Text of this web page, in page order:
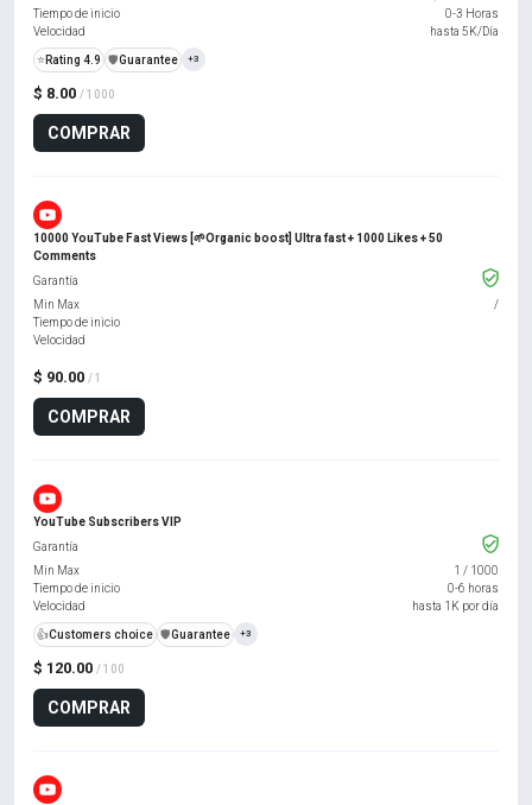
$ 8.00 / 1000
COMPRAR
Tiempo de inicio
0-3 Horas
Velocidad
hasta 5K/Día
⭐ Rating 4.9 ️🛡️Guarantee +3
10000 YouTube Fast Views [🌱Organic boost] Ultra fast + 1000 Likes + 50
Comments
$ 90.00 / 1
COMPRAR
Garantía
Min Max
/
Tiempo de inicio
Velocidad
YouTube Subscribers VIP
$ 120.00 / 100
COMPRAR
Garantía
Min Max
1 / 1000
Tiempo de inicio
0-6 horas
Velocidad
hasta 1K por día
👍Customers choice ️🛡️Guarantee +3